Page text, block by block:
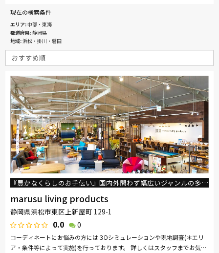
現在の検索条件
エリア 中部・東海
都道府県 静岡県
地域 浜松・掛川・磐田
『豊かなくらしのお手伝い』国内外問わず幅広いジャンルの多彩な家具・インテリアを豊富に取りそろえております。
marusu living products
静岡県浜松市東区上新屋町 129-1
0.0 0
コーディネートにお悩みの方には３Dシミュレーションや現地調査(＊エリ
ア・条件等によって実施)を行っております。 詳しくはスタッフまでお気軽